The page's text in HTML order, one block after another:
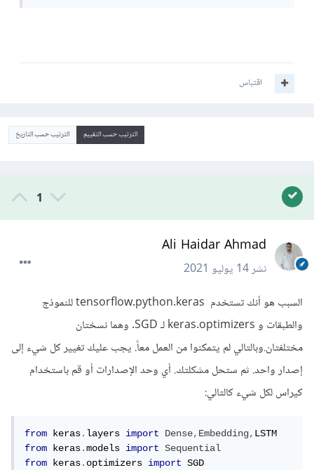
اقتباس
الترتيب حسب التقييم الترتيب حسب التاريخ
1
Ali Haidar Ahmad
نشر14 يوليو 2021
السبب هو أنك تستخدم tensorflow.python.keras للنموذج
والطبقات و keras.optimizers لـ SGD. وهما نسختان
مختلفتان.وبالتالي لم يتمكنوا من العمل معاً. يجب عليك تغيير كل شيء إلى
إصدار واحد. ثم ستحل مشكلتك. أي وحد الإصدارات أو قم باستخدام
كيراس لكل شيء كالتالي:
from keras.layers import Dense,Embedding,
from keras.models import
Sequential
from keras.optimizers import SGD